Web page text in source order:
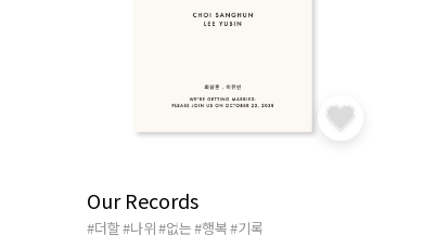
Our Records
#더할#나위#없는#행복#기록